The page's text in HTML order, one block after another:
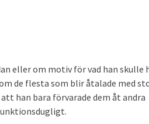
eller om motiv för vad han skulle
de flesta som blir åtalade med
han bara förvarade dem åt andra